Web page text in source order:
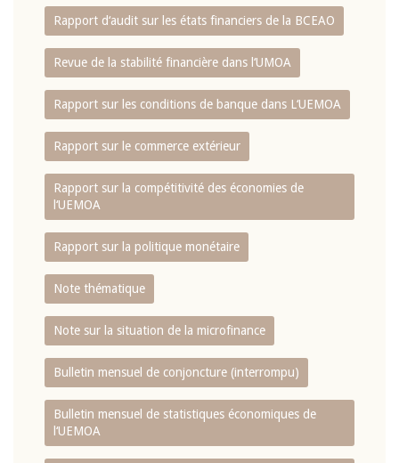
Rapport d‘audit sur les états financiers de la BCEAO
Revue de la stabilité financière dans l‘UMOA
Rapport sur les conditions de banque dans L‘UEMOA
Rapport sur le commerce extérieur
Rapport sur la compétitivité des économies de
l‘UEMOA
Rapport sur la politique monétaire
Note thématique
Note sur la situation de la microfinance
Bulletin mensuel de conjoncture (interrompu)
Bulletin mensuel de statistiques économiques de
l‘UEMOA